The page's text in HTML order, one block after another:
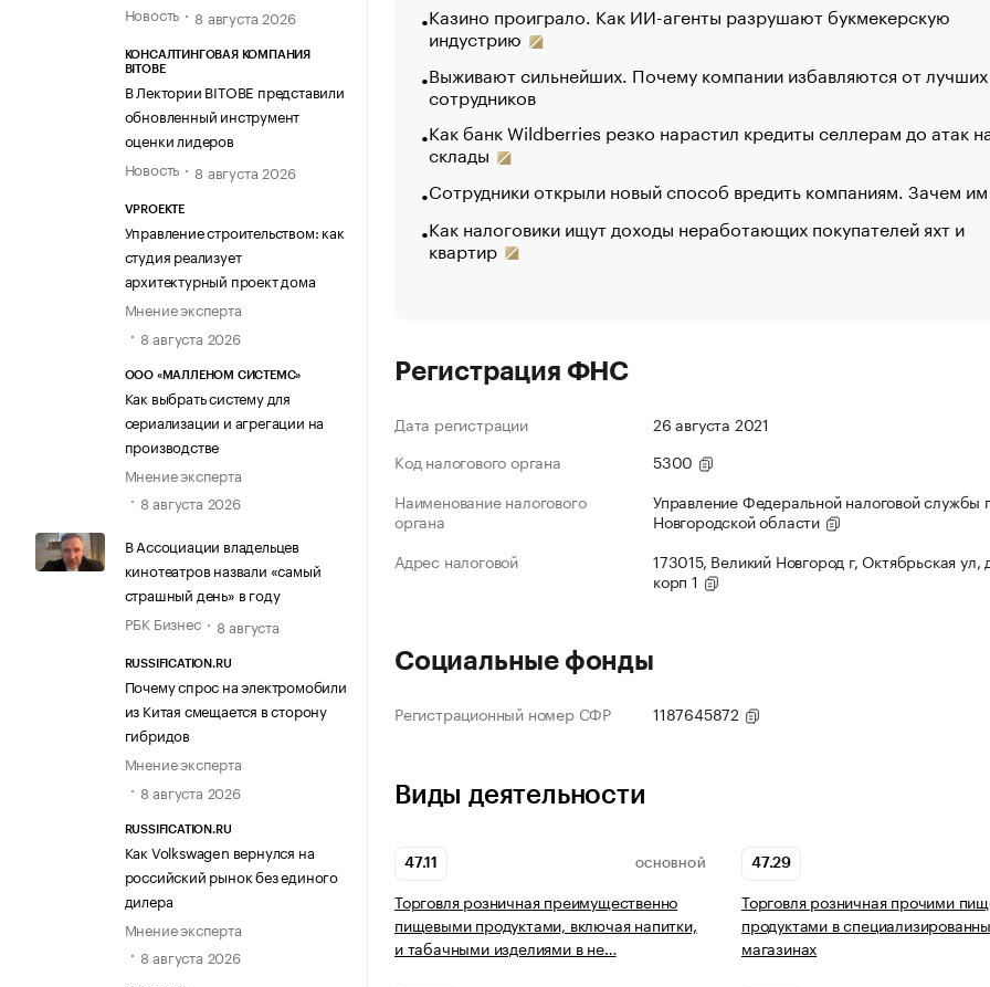
Новость
8 августа 2026
КОНСАЛТИНГОВАЯ КОМПАНИЯ
BITOBE
В Лектории BITOBE представили
обновленный инструмент
оценки лидеров
Новость
8 августа 2026
VPROEKTE
Управление строительством: как
студия реализует
архитектурный проект дома
Мнение эксперта
8 августа 2026
ООО «МАЛЛЕНОМ СИСТЕМС»
Как выбрать систему для
сериализации и агрегации на
производстве
Мнение эксперта
8 августа 2026
В Ассоциации владельцев
кинотеатров назвали «самый
страшный день» в году
РБК Бизнес
8 августа
RUSSIFICATION.RU
Почему спрос на электромобили
из Китая смещается в сторону
гибридов
Мнение эксперта
8 августа 2026
RUSSIFICATION.RU
Как Volkswagen вернулся на
российский рынок без единого
дилера
Мнение эксперта
8 августа 2026
Казино проиграло. Как ИИ-агенты разрушают букмекерскую
индустрию
Выживают сильнейших. Почему компании избавляются от лучших
сотрудников
Как банк Wildberries резко нарастил кредиты селлерам до атак
склады
Сотрудники открыли новый способ вредить компаниям. Зачем
Как налоговики ищут доходы неработающих покупателей яхт и
квартир
Регистрация ФНС
Дата регистрации
26 августа 2021
Код налогового органа
5300
Наименование налогового
органа
Управление Федеральной налоговой службы
Новгородской области
Адрес налоговой
173015, Великий Новгород г, Октябрьская ул,
корп 1
Социальные фонды
Регистрационный номер СФР 1187645872
Виды деятельности
47.11 ОСНОВНОЙ
Торговля розничная преимущественно
пищевыми продуктами, включая напитки,
и табачными изделиями в не…
47.29
Торговля розничная прочими
продуктами в
магазинах